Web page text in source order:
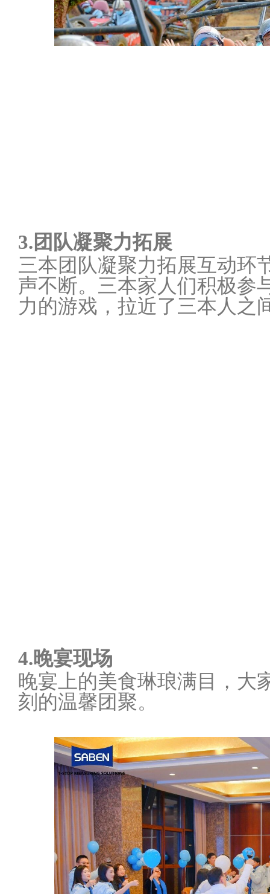
3.团队凝聚力拓展
三本团队凝聚力拓展互动环
声不断。三本家人们积极参
力的游戏，拉近了三本人之
4.晚宴现场
晚宴上的美食琳琅满目，大
刻的温馨团聚。